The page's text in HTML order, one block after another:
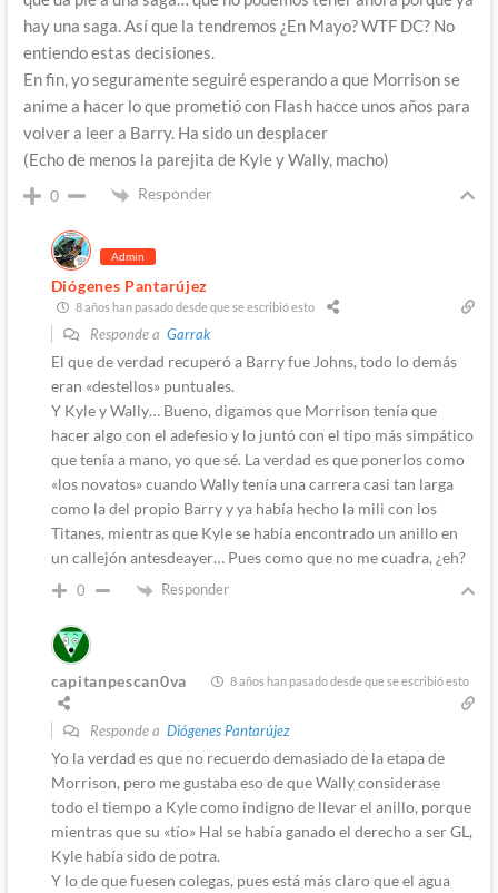
hay una saga. Así que la tendremos ¿En Mayo? WTF DC? No
entiendo estas decisiones.
En fin, yo seguramente seguiré esperando a que Morrison se
anime a hacer lo que prometió con Flash hacce unos años para
volver a leer a Barry. Ha sido un desplacer
(Echo de menos la parejita de Kyle y Wally, macho)
0 Responder
Admin
Diógenes Pantarújez
8 años han pasado desde que se escribió esto
Responde a Garrak
El que de verdad recuperó a Barry fue Johns, todo lo demás
eran «destellos» puntuales.
Y Kyle y Wally… Bueno, digamos que Morrison tenía que
hacer algo con el adefesio y lo juntó con el tipo más simpático
que tenía a mano, yo que sé. La verdad es que ponerlos como
«los novatos» cuando Wally tenía una carrera casi tan larga
como la del propio Barry y ya había hecho la mili con los
Titanes, mientras que Kyle se había encontrado un anillo en
un callejón antesdeayer… Pues como que no me cuadra, ¿eh?
0 Responder
capitanpescan0va 8 años han pasado desde que se escribió esto
Responde a Diógenes Pantarújez
Yo la verdad es que no recuerdo demasiado de la etapa de
Morrison, pero me gustaba eso de que Wally considerase
todo el tiempo a Kyle como indigno de llevar el anillo, porque
mientras que su «tío» Hal se había ganado el derecho a ser GL,
Kyle había sido de potra.
Y lo de que fuesen colegas, pues está más claro que el agua